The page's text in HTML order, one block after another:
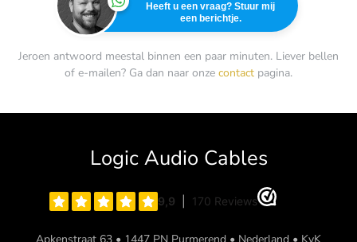
Heeft u een vraag? Stuur mij
een berichtje.
Jeroen antwoord meestal binnen een paar minuten. Liever bellen
of e-mailen? Ga dan naar onze contact pagina.
Logic Audio Cables